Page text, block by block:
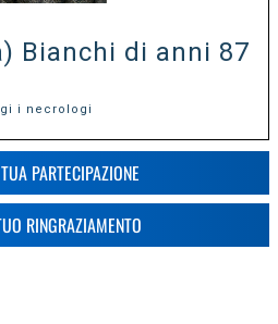
Bianchi di anni 87
i necrologi
PARTECIPAZIONE
RINGRAZIAMENTO